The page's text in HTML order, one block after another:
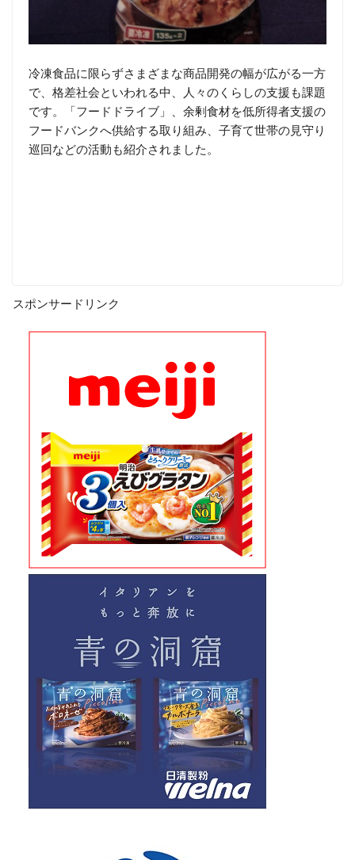
冷凍食品に限らずさまざまな商品開発の幅が広がる一方
で、格差社会といわれる中、人々のくらしの支援も課題
です。「フードドライブ」、余剰食材を低所得者支援の
フードバンクへ供給する取り組み、子育て世帯の見守り
巡回などの活動も紹介されました。
スポンサードリンク